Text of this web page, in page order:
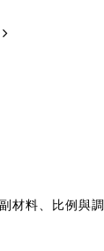
料、比例與